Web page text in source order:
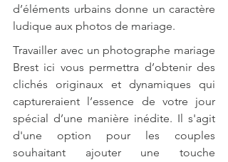
d’éléments urbains donne un caractère
ludique aux photos de mariage.
Travailler avec un photographe mariage
Brest ici vous permettra d’obtenir des
clichés originaux et dynamiques qui
captureraient l’essence de votre jour
spécial d’une manière inédite. Il s'agit
d'une option pour les couples
souhaitant ajouter une touche